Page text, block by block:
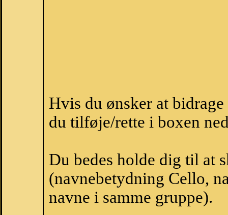
Hvis du ønsker at
du tilføje/rette i boxen
Du bedes holde dig til at
(navnebetydning Cello,
navne i samme gruppe).